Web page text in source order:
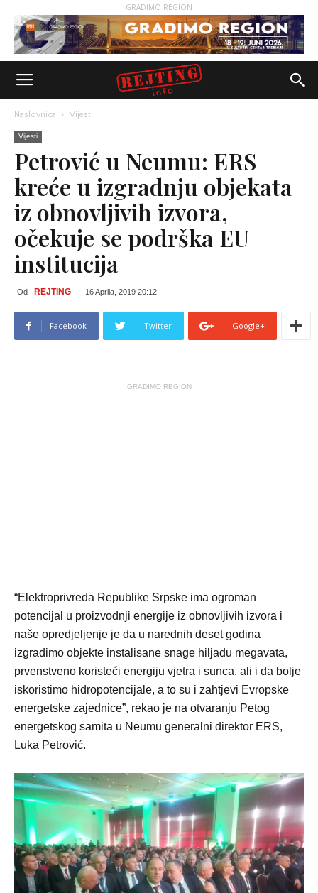
GRADIMO REGION
Naslovnica Vijesti
Vijesti
Petrović u Neumu: ERS
kreće u izgradnju objekata
iz obnovljivih izvora,
očekuje se podrška EU
institucija
Od REJTING - 16 Aprila, 2019 20:12
Facebook Twitter Google+
GRADIMO REGION
“Elektroprivreda Republike Srpske ima ogroman
potencijal u proizvodnji energije iz obnovljivih izvora i
naše opredjeljenje je da u narednih deset godina
izgradimo objekte instalisane snage hiljadu megavata,
prvenstveno koristeći energiju vjetra i sunca, ali i da bolje
iskoristimo hidropotencijale, a to su i zahtjevi Evropske
energetske zajednice”, rekao je na otvaranju Petog
energetskog samita u Neumu generalni direktor ERS,
Luka Petrović.